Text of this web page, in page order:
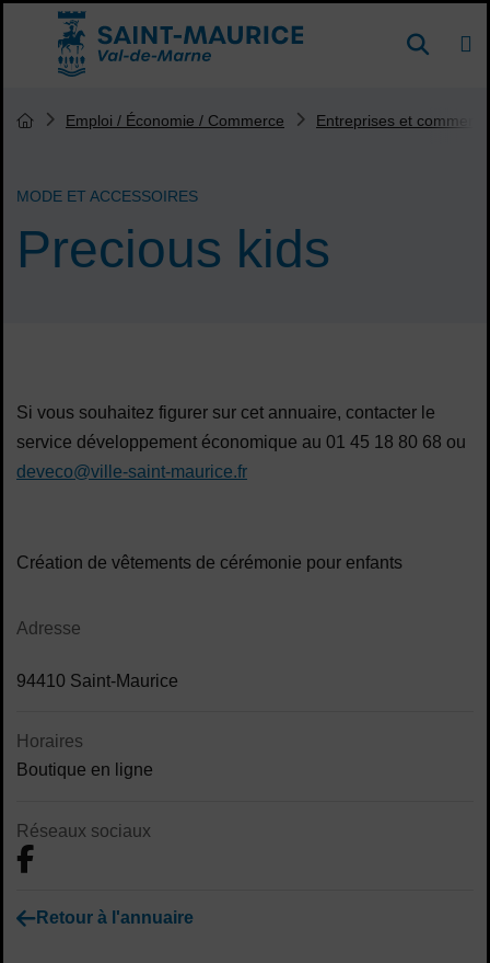
Menu de raccourcis
Accueil ville de Saint-Maurice DE
Precious kids
MODE ET ACCESSOIRES
Vous êtes ici :
Page d'accueil du site
Emploi / Économie / Commerce Entreprises et
Si vous souhaitez figurer sur cet annuaire, contacter le
service développement économique au 01 45 18 80 68 ou
deveco@ville-saint-maurice.fr
Contenu de la fiche d'annuaire
Création de vêtements de cérémonie pour enfants
Adresse
94410 Saint-Maurice
Horaires
Boutique en ligne
Réseaux sociaux
Retour à l'annuaire